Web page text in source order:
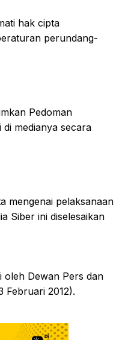
hak cipta
perundang-
Pedoman
medianya secara
mengenai pelaksanaan
Siber ini diselesaikan
oleh Dewan Pers dan
Februari 2012).